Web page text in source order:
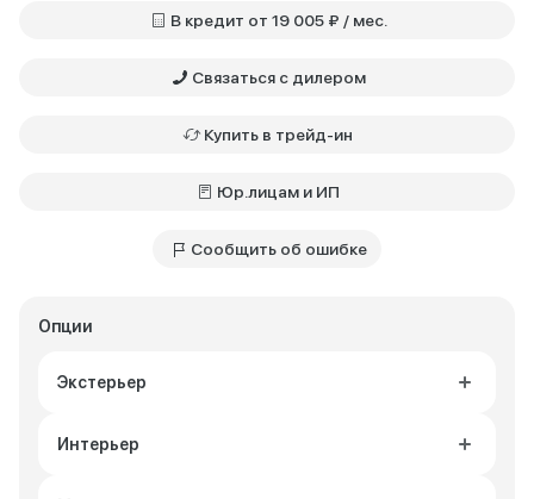
Опции
Экстерьер
Интерьер
В кредит от 19 005 ₽ / мес.
Связаться с дилером
Купить в трейд-ин
Юр.лицам и ИП
Сообщить об ошибке